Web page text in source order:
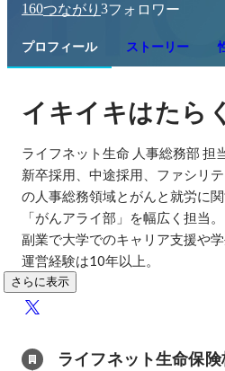
160つながり 3フォロワー
プロフィール ストーリー
イキイキはたら
ライフネット生命 人事総務部 担
新卒採用、中途採用、ファシリ
の人事総務領域とがんと就労に
「がんアライ部」を幅広く担当。
副業で大学でのキャリア支援や
運営経験は10年以上。
さらに表示
ライフネット生命保